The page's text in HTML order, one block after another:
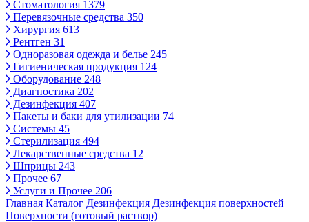
Стоматология 1379
Перевязочные средства 350
Хирургия 613
Рентген 31
Одноразовая одежда и белье 245
Гигиеническая продукция 124
Оборудование 248
Диагностика 202
Дезинфекция 407
Пакеты и баки для утилизации 74
Системы 45
Стерилизация 494
Лекарственные средства 12
Шприцы 243
Прочее 67
Услуги и Прочее 206
Главная Каталог Дезинфекция Дезинфекция поверхностей
Поверхности (готовый раствор)